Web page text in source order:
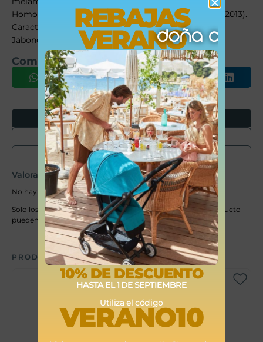
Homologación Europea: UNE-EN 12221-1/2:2009 (+A1:2013).
Características: Incluye tapizado plástico. Cubeta.
Jabonera. Ruedas.
Comparte este producto
Opiniones
Envíos
Devoluciones
Valoraciones
No hay valoraciones aún.
Solo los usuarios registrados que hayan comprado este producto
pueden hacer una valoración.
PRODUCTOS RELACIONADOS
REBAJAS
VERANO
10% DE DESCUENTO
HASTA EL 1 DE SEPTIEMBRE
Utiliza el código
VERANO10